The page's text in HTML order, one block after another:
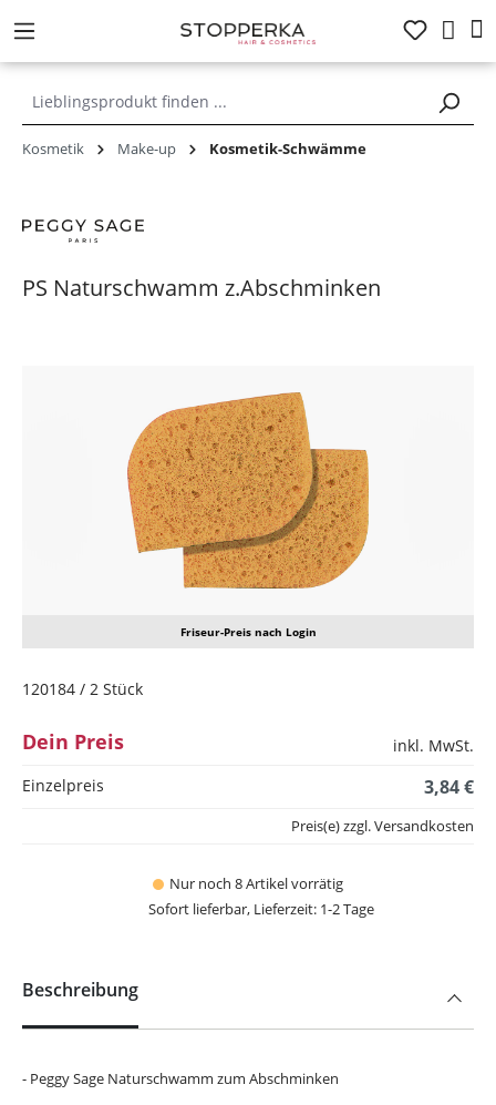
springen
Kosmetik Make-up Kosmetik-Schwämme
PS Naturschwamm z.Abschminken
Friseur-Preis nach Login
120184 / 2 Stück
Dein Preis
inkl. MwSt.
Einzelpreis
3,84 €
Nur noch 8 Artikel vorrätig
Sofort lieferbar, Lieferzeit: 1-2 Tage
Preis(e) zzgl. Versandkosten
Beschreibung
- Peggy Sage Naturschwamm zum Abschminken